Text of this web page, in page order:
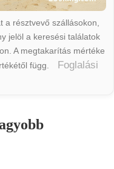
a résztvevő szállásokon,
jelöl a keresési találatok
A megtakarítás mértéke
függ.
Foglalási